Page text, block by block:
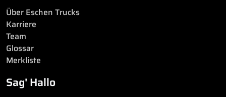
Über Eschen Trucks
Karriere
Team
Glossar
Merkliste
Sag' Hallo